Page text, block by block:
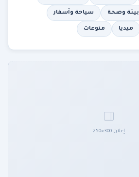
بيئة وصحة سياحة وأسفار
ميديا منوعات
إعلان 300×250